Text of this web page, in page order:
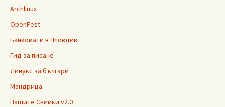
Archlinux
OpenFest
Банкомати в Пловдив
Гид за писане
Линукс за българи
Мандрица
Нашите Снимки v2.0